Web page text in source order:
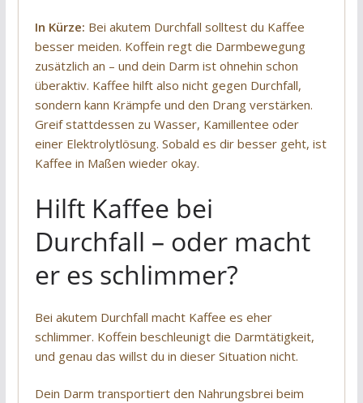
In Kürze: Bei akutem Durchfall solltest du Kaffee
besser meiden. Koffein regt die Darmbewegung
zusätzlich an – und dein Darm ist ohnehin schon
überaktiv. Kaffee hilft also nicht gegen Durchfall,
sondern kann Krämpfe und den Drang verstärken.
Greif stattdessen zu Wasser, Kamillentee oder
einer Elektrolytlösung. Sobald es dir besser geht, ist
Kaffee in Maßen wieder okay.
Hilft Kaffee bei
Durchfall – oder macht
er es schlimmer?
Bei akutem Durchfall macht Kaffee es eher
schlimmer. Koffein beschleunigt die Darmtätigkeit,
und genau das willst du in dieser Situation nicht.
Dein Darm transportiert den Nahrungsbrei beim